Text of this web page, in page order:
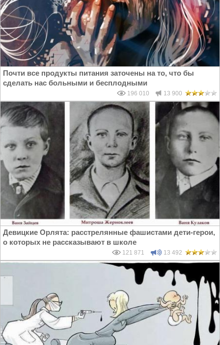
Почти все продукты питания заточены на то, что бы
сделать нас больными и бесплодными
196 010 13 900
Девицкие Орлята: расстрелянные фашистами дети-герои,
о которых не рассказывают в школе
121 871 13 492